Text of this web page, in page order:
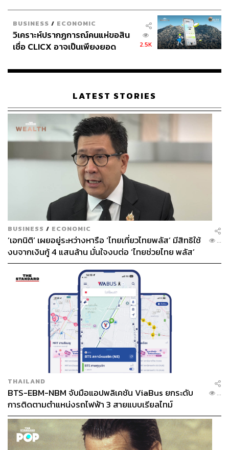
BUSINESS / ECONOMIC
วิเคราะห์ปรากฏการณ์คนแห่ขอสิน
เชื่อ CLICX อาจเป็นเพียงยอด
เรือนไทยที่ถูกซุกไว้
2.5K
LATEST STORIES
BUSINESS / ECONOMIC
‘เอกนิติ’ เผยอยู่ระหว่างหารือ ‘ไทยเที่ยวไทยพลัส’ มีสิทธิใช้
งบจากเงินกู้ 4 แสนล้าน มั่นใจงบต่อ ‘ไทยช่วยไทย พลัส’
เฟส 2 มีเพียงพอ
...
THAILAND
BTS-EBM-NBM จับมือแอปพลิเคชัน ViaBus ยกระดับ
การติดตามตำแหน่งรถไฟฟ้า 3 สายแบบเรียลไทม์
...